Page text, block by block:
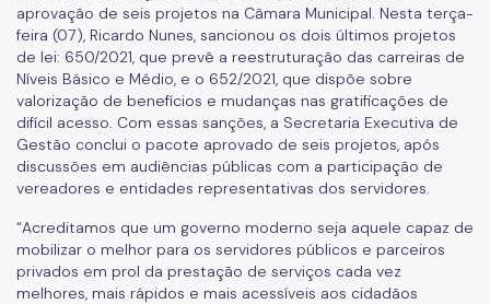
aprovação de seis projetos na Câmara Municipal. Nesta terça-
feira (07), Ricardo Nunes, sancionou os dois últimos projetos
de lei: 650/2021, que prevê a reestruturação das carreiras de
Níveis Básico e Médio, e o 652/2021, que dispõe sobre
valorização de benefícios e mudanças nas gratificações de
difícil acesso. Com essas sanções, a Secretaria Executiva de
Gestão conclui o pacote aprovado de seis projetos, após
discussões em audiências públicas com a participação de
vereadores e entidades representativas dos servidores.
“Acreditamos que um governo moderno seja aquele capaz de
mobilizar o melhor para os servidores públicos e parceiros
privados em prol da prestação de serviços cada vez
melhores, mais rápidos e mais acessíveis aos cidadãos